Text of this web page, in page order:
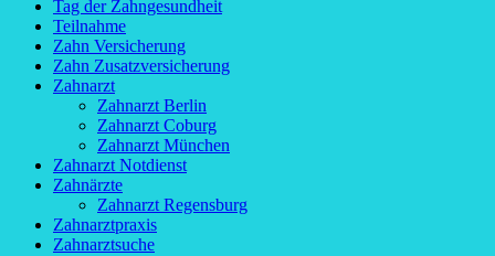
Tag der Zahngesundheit
Teilnahme
Zahn Versicherung
Zahn Zusatzversicherung
Zahnarzt
Zahnarzt Berlin
Zahnarzt Coburg
Zahnarzt München
Zahnarzt Notdienst
Zahnärzte
Zahnarzt Regensburg
Zahnarztpraxis
Zahnarztsuche